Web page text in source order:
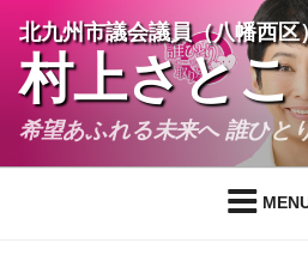
へ
北九州市議会議員（八幡西区
村上さとこ
希望あふれる未来へ 誰ひと